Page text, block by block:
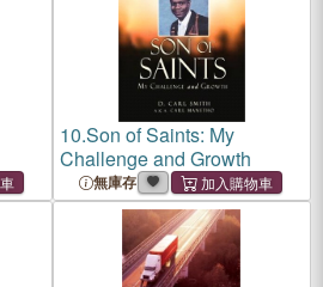
10.Son of Saints: My
Challenge and Growth
無庫存